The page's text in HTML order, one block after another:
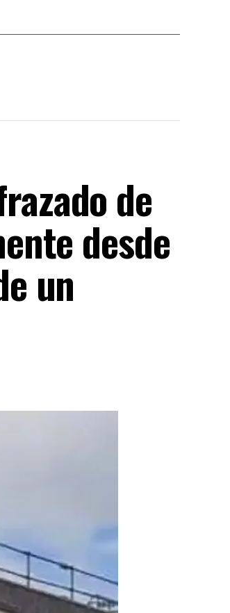
de
desde
un